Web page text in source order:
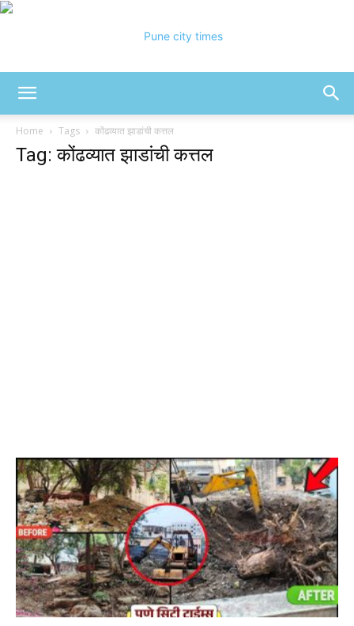
Home Tags कोंढव्यात झाडांची कत्तल
Tag: कोंढव्यात झाडांची कत्तल